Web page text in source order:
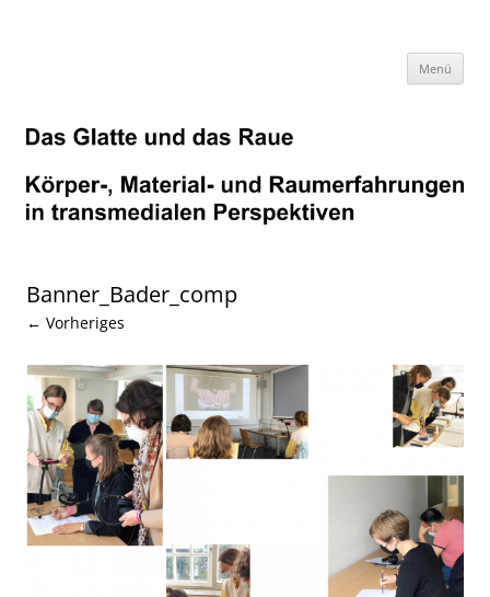
Menü
Banner_Bader_comp
← Vorheriges